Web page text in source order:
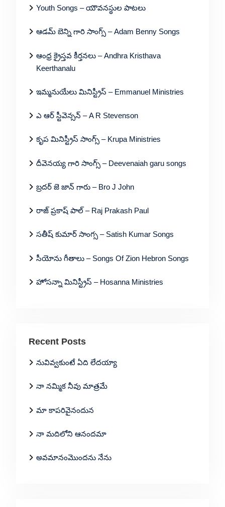
Youth Songs – యౌవనస్థుల పాటలు
ఆడమ్ బెన్ని గారి సాంగ్స్ – Adam Benny Songs
ఆంధ్ర క్రైస్తవ కీర్తనలు – Andhra Kristhava
Keerthanalu
ఇమ్మనుయేలు మినిస్ట్రీస్ – Emmanuel Ministries
ఎ ఆర్ స్టీవెన్సన్ – A R Stevenson
కృప మినిస్ట్రీస్ సాంగ్స్ – Krupa Ministries
దీవెనయ్య గారి సాంగ్స్ – Deevenaiah garu songs
బ్రదర్ జె జాన్ గారు – Bro J John
రాజ్ ప్రకాష్ పాల్ – Raj Prakash Paul
సతీష్ కుమార్ సాంగ్స – Satish Kumar Songs
సీయోను గీతాలు – Songs Of Zion Hebron Songs
హోసన్నా మినిస్ట్రీస్ – Hosanna Ministries
Recent Posts
నువివ్వకుంటే ఏది లేదయ్యా
నా నమ్మిక నీవు మాత్రమే
మా కాపరివైనందున
నా మదిలోని ఆనందమా
అవమానంమొందను నేను